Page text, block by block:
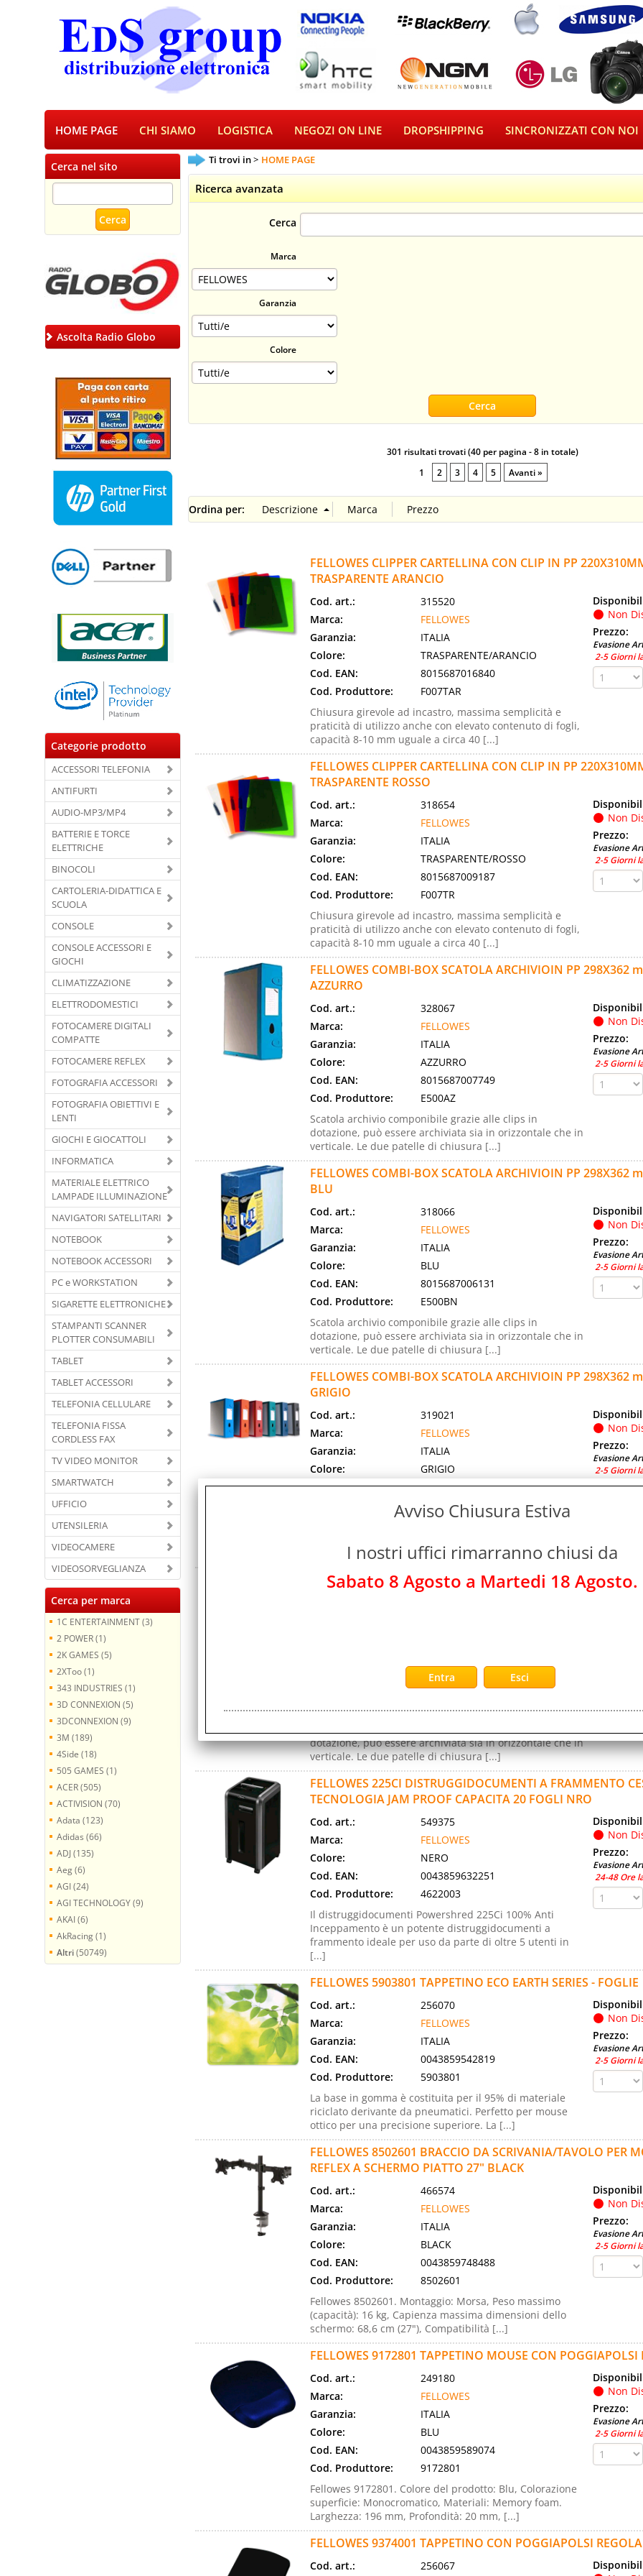
HOME PAGE CHI SIAMO LOGISTICA NEGOZI ON LINE DROPSHIPPING SINCRONIZZATI CON NOI
Cerca nel sito
Ascolta Radio Globo
Categorie prodotto
ACCESSORI TELEFONIA
ANTIFURTI
AUDIO-MP3/MP4
BATTERIE E TORCE
ELETTRICHE
BINOCOLI
CARTOLERIA-DIDATTICA E
SCUOLA
CONSOLE
CONSOLE ACCESSORI E
GIOCHI
CLIMATIZZAZIONE
ELETTRODOMESTICI
FOTOCAMERE DIGITALI
COMPATTE
FOTOCAMERE REFLEX
FOTOGRAFIA ACCESSORI
FOTOGRAFIA OBIETTIVI E
LENTI
GIOCHI E GIOCATTOLI
INFORMATICA
MATERIALE ELETTRICO
LAMPADE ILLUMINAZIONE
NAVIGATORI SATELLITARI
NOTEBOOK
NOTEBOOK ACCESSORI
PC e WORKSTATION
SIGARETTE ELETTRONICHE
STAMPANTI SCANNER
PLOTTER CONSUMABILI
TABLET
TABLET ACCESSORI
TELEFONIA CELLULARE
TELEFONIA FISSA
CORDLESS FAX
TV VIDEO MONITOR
SMARTWATCH
UFFICIO
UTENSILERIA
VIDEOCAMERE
VIDEOSORVEGLIANZA
Cerca per marca
1C ENTERTAINMENT (3)
2 POWER (1)
2K GAMES (5)
2XToo (1)
343 INDUSTRIES (1)
3D CONNEXION (5)
3DCONNEXION (9)
3M (189)
4Side (18)
505 GAMES (1)
ACER (505)
ACTIVISION (70)
Adata (123)
Adidas (66)
ADJ (135)
Aeg (6)
AGI (24)
AGI TECHNOLOGY (9)
AKAI (6)
AkRacing (1)
Altri(50749)
Ti trovi in HOME PAGE
Ricerca avanzata
Cerca
Marca
Garanzia
Colore
301 risultati trovati (40 per pagina - 8 in totale)
1
2 3 4 5 Avanti »
Ordina per:
FELLOWES CLIPPER CARTELLINA CON CLIP IN PP
TRASPARENTE ARANCIO
Cod. art.:
315520
Marca:
FELLOWES
Garanzia:
ITALIA
Colore:
TRASPARENTE/ARANCIO
Cod. EAN:
8015687016840
Cod. Produttore:
F007TAR
Chiusura girevole ad incastro, massima semplicità e
praticità di utilizzo anche con elevato contenuto di fogli,
capacità 8-10 mm uguale a circa 40 [...]
Non
Prezzo:
Evasione
2-5 Giorni
FELLOWES CLIPPER CARTELLINA CON CLIP IN PP
TRASPARENTE ROSSO
Cod. art.:
318654
Marca:
FELLOWES
Garanzia:
ITALIA
Colore:
TRASPARENTE/ROSSO
Cod. EAN:
8015687009187
Cod. Produttore:
F007TR
Chiusura girevole ad incastro, massima semplicità e
praticità di utilizzo anche con elevato contenuto di fogli,
capacità 8-10 mm uguale a circa 40 [...]
Non
Prezzo:
Evasione
2-5 Giorni
FELLOWES COMBI-BOX SCATOLA ARCHIVIOIN PP 298X362
AZZURRO
Cod. art.:
328067
Marca:
FELLOWES
Garanzia:
ITALIA
Colore:
AZZURRO
Cod. EAN:
8015687007749
Cod. Produttore:
E500AZ
Scatola archivio componibile grazie alle clips in
dotazione, può essere archiviata sia in orizzontale che in
verticale. Le due patelle di chiusura [...]
Non
Prezzo:
Evasione
2-5 Giorni
FELLOWES COMBI-BOX SCATOLA ARCHIVIOIN PP 298X362
BLU
Cod. art.:
318066
Marca:
FELLOWES
Garanzia:
ITALIA
Colore:
BLU
Cod. EAN:
8015687006131
Cod. Produttore:
E500BN
Scatola archivio componibile grazie alle clips in
dotazione, può essere archiviata sia in orizzontale che in
verticale. Le due patelle di chiusura [...]
Non
Prezzo:
Evasione
2-5 Giorni
FELLOWES COMBI-BOX SCATOLA ARCHIVIOIN PP 298X362
GRIGIO
Cod. art.:
319021
Marca:
FELLOWES
Garanzia:
ITALIA
Colore:
GRIGIO
Cod. EAN:
8015687019995
E500GG
verticale. Le due patelle di chiusura [...]
Non
Prezzo:
Evasione
2-5 Giorni
FELLOWES COMBI-BOX SCATOLA ARCHIVIOIN PP 298X362
ROSSO
8015687007374
Cod. Produttore:
E500RO
dotazione, può essere archiviata sia in orizzontale che in
verticale. Le due patelle di chiusura [...]
FELLOWES 225CI DISTRUGGIDOCUMENTI A FRAMMENTO
TECNOLOGIA JAM PROOF CAPACITA 20 FOGLI NRO
Cod. art.:
549375
Marca:
FELLOWES
Colore:
NERO
Cod. EAN:
0043859632251
Cod. Produttore:
4622003
Il distruggidocumenti Powershred 225Ci 100% Anti
Inceppamento è un potente distruggidocumenti a
frammento ideale per uso da parte di oltre 5 utenti in
[...]
Non
Prezzo:
Evasione
24-48 Ore
FELLOWES 5903801 TAPPETINO ECO EARTH SERIES - FOGLIE
Cod. art.:
256070
Marca:
FELLOWES
Garanzia:
ITALIA
Cod. EAN:
0043859542819
Cod. Produttore:
5903801
La base in gomma è costituita per il 95% di materiale
riciclato derivante da pneumatici. Perfetto per mouse
ottico per una precisione superiore. La [...]
Non
Prezzo:
Evasione
2-5 Giorni
FELLOWES 8502601 BRACCIO DA SCRIVANIA/TAVOLO PER
REFLEX A SCHERMO PIATTO 27" BLACK
Cod. art.:
466574
Marca:
FELLOWES
Garanzia:
ITALIA
Colore:
BLACK
Cod. EAN:
0043859748488
Cod. Produttore:
8502601
Fellowes 8502601. Montaggio: Morsa, Peso massimo
(capacità): 16 kg, Capienza massima dimensioni dello
schermo: 68,6 cm (27"), Compatibilità [...]
Non
Prezzo:
Evasione
2-5 Giorni
FELLOWES 9172801 TAPPETINO MOUSE CON POGGIAPOLSI
Cod. art.:
249180
Marca:
FELLOWES
Garanzia:
ITALIA
Colore:
BLU
Cod. EAN:
0043859589074
Cod. Produttore:
9172801
Fellowes 9172801. Colore del prodotto: Blu, Colorazione
superficie: Monocromatico, Materiali: Memory foam.
Larghezza: 196 mm, Profondità: 20 mm, [...]
Non
Prezzo:
Evasione
2-5 Giorni
FELLOWES 9374001 TAPPETINO CON POGGIAPOLSI
Cod. art.: 256067
Avviso Chiusura Estiva
I nostri uffici rimarranno chiusi da
Sabato 8 Agosto a Martedi 18 Agosto.